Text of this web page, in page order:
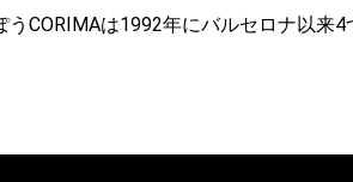
CORIMAは1992年にバルセロナ以来4